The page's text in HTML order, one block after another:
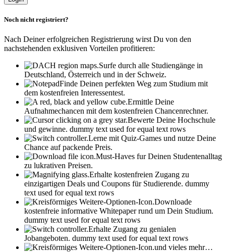
Noch nicht registriert?
Nach Deiner erfolgreichen Registrierung wirst Du von den
nachstehenden exklusiven Vorteilen profitieren:
Surfe durch alle Studiengänge in
Deutschland, Österreich und in der Schweiz.
Finde Deinen perfekten Weg zum Studium mit
dem kostenfreien Interessentest.
Ermittle Deine
Aufnahmechancen mit dem kostenfreien Chancenrechner.
Bewerte Deine Hochschule
und gewinne. dummy text used for equal text rows
Lerne mit Quiz-Games und nutze Deine
Chance auf packende Preis.
Must-Haves fur Deinen Studentenalltag
zu lukrativen Preisen.
Erhalte kostenfreien Zugang zu
einzigartigen Deals und Coupons für Studierende. dummy
text used for equal text rows
Downloade
kostenfreie informative Whitepaper rund um Dein Studium.
dummy text used for equal text rows
Erhalte Zugang zu genialen
Jobangeboten. dummy text used for equal text rows
und vieles mehr…